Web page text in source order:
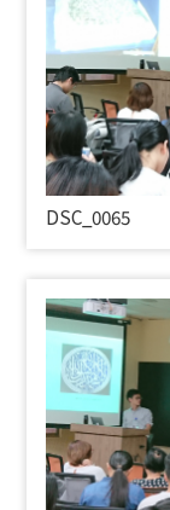
DSC_0065